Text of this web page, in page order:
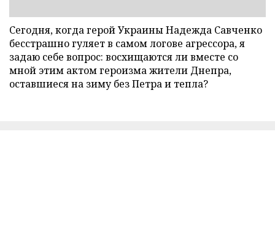
Сегодня, когда герой Украины Надежда Савченко
бесстрашно гуляет в самом логове агрессора, я
задаю себе вопрос: восхищаются ли вместе со
мной этим актом героизма жители Днепра,
оставшиеся на зиму без Петра и тепла?